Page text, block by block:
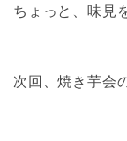
ちょっと、味見
次回、焼き芋会